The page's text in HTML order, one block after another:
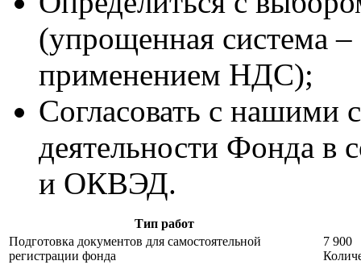
(упрощенная система
применением НДС);
Согласовать с нашими
деятельности Фонда в
и ОКВЭД.
Тип работ
Подготовка документов для самостоятельной
регистрации фонда
7 900